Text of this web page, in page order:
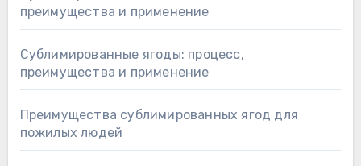
преимущества и применение
Сублимированные ягоды: процесс,
преимущества и применение
Преимущества сублимированных ягод для
пожилых людей